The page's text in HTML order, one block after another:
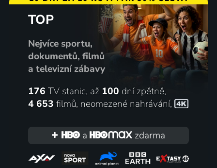
TOP
Nejvíce sportu,
dokumentů, filmů
a televizní zábavy
176 TV stanic, až 100 dní zpětně,
4 653 filmů, neomezené nahrávání,
a zdarma